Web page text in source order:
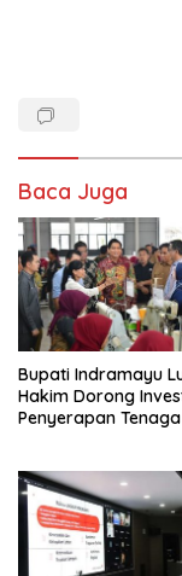
Baca Juga
Bupati Indramayu
Hakim Dorong
Penyerapan